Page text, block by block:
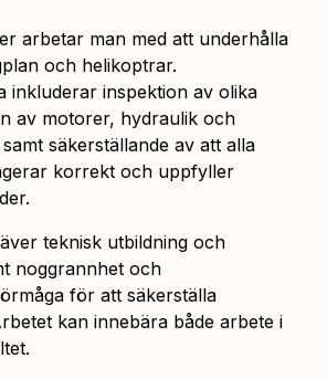
arbetar man med att underhålla
och helikoptrar.
inkluderar inspektion av olika
av motorer, hydraulik och
säkerställande av att alla
korrekt och uppfyller
teknisk utbildning och
noggrannhet och
för att säkerställa
kan innebära både arbete i